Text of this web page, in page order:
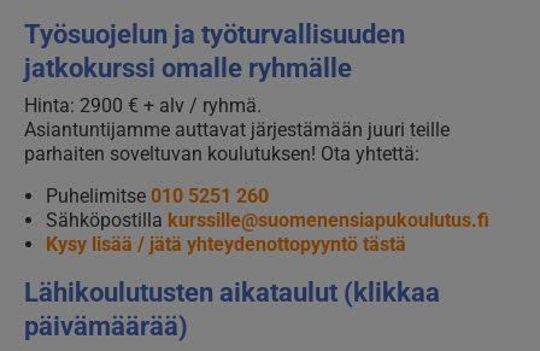
Työsuojelun ja työturvallisuuden
jatkokurssi omalle ryhmälle
Hinta: 2900 € + alv / ryhmä.
Asiantuntijamme auttavat järjestämään juuri teille
parhaiten soveltuvan koulutuksen! Ota yhtettä:
Puhelimitse 010 5251 260
Sähköpostilla kurssille@suomenensiapukoulutus.fi
Kysy lisää / jätä yhteydenottopyyntö tästä
Lähikoulutusten aikataulut (klikkaa
päivämäärää)